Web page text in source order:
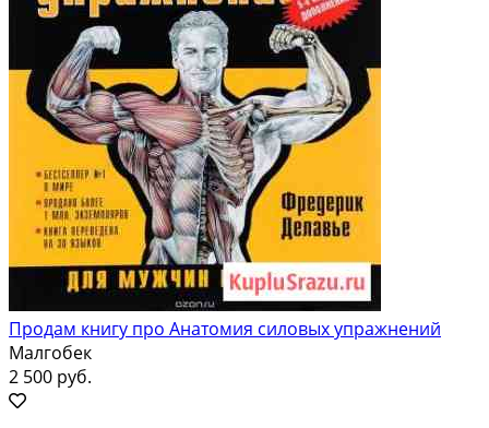
Продам книгу про Анатомия силовых упражнений
Малгобек
2 500 руб.